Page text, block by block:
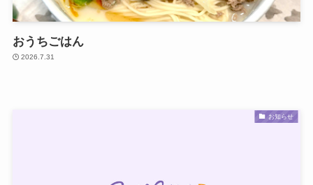
おうちごはん
2026.7.31
お知らせ